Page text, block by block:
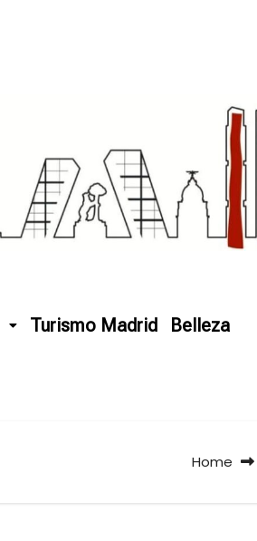
Turismo Madrid Belleza
Home